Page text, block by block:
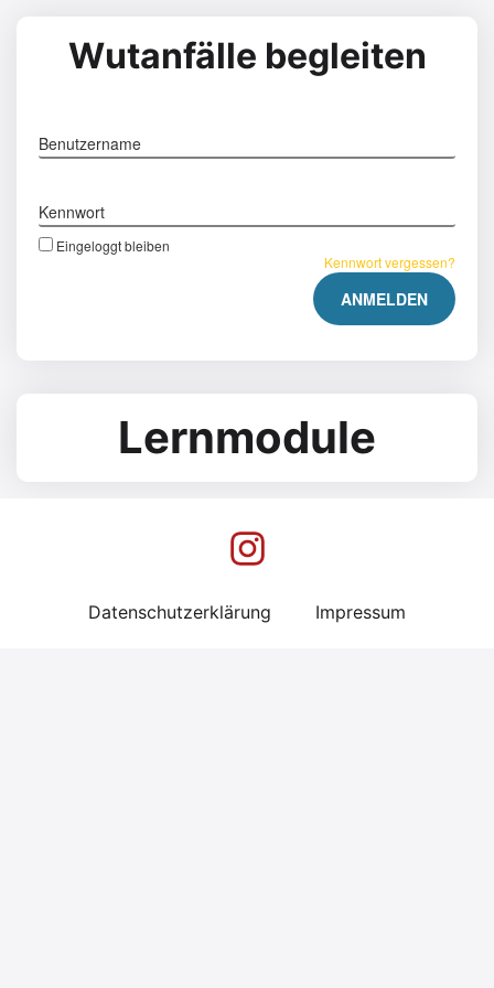
Lernmodule
Wutanfälle begleiten
Benutzername
Kennwort
Eingeloggt bleiben
Kennwort vergessen?
Datenschutzerklärung Impressum